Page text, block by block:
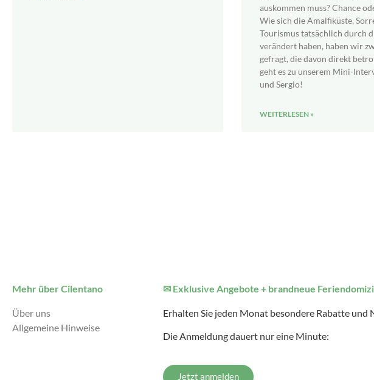
auskommen muss? Chance
Wie sich die Amalfiküste,
Tourismus tatsächlich durch
verändert haben, haben wir
gefragt, die davon direkt
geht es zu unserem Mini-
und Sergio!
WEITERLESEN »
Mehr über Cilentano
Über uns
Allgemeine Hinweise
✉ Exklusive Angebote + brandneue
Erhalten Sie jeden Monat besondere Rabatte und
Die Anmeldung dauert nur eine Minute:
Jetzt anmelden